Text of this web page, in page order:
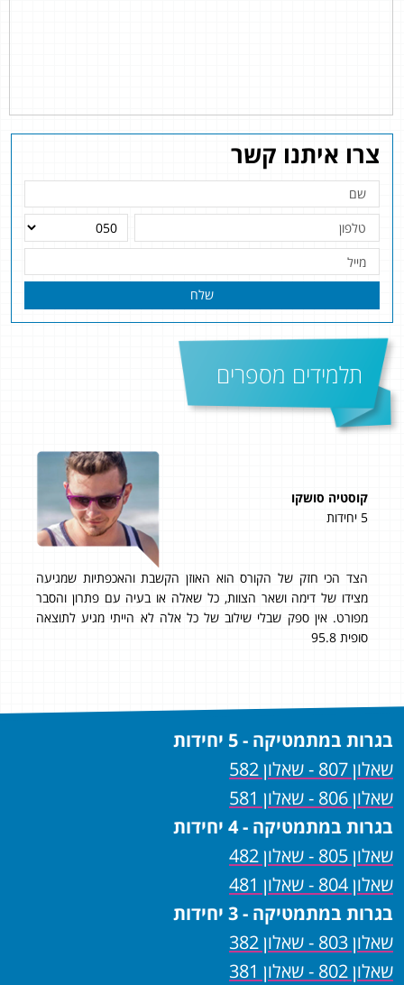
צרו איתנו קשר
שלח
תלמידים מספרים
קוסטיה סושקו
5 יחידות
הצד הכי חזק של הקורס הוא האוזן הקשבת והאכפתיות שמגיעה
מצידו של דימה ושאר הצוות, כל שאלה או בעיה עם פתרון והסבר
מפורט. אין ספק שבלי שילוב של כל אלה לא הייתי מגיע לתוצאה
סופית 95.8
בגרות במתמטיקה - 5 יחידות
שאלון 807 - שאלון 582
שאלון 806 - שאלון 581
בגרות במתמטיקה - 4 יחידות
שאלון 805 - שאלון 482
שאלון 804 - שאלון 481
בגרות במתמטיקה - 3 יחידות
שאלון 803 - שאלון 382
שאלון 802 - שאלון 381